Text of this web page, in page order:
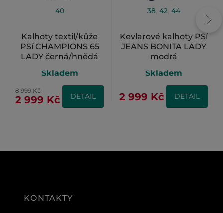
40
Kalhoty textil/kůže
PSí CHAMPIONS 65
LADY černá/hnědá
Skladem
8 999 Kč
2 999 Kč DETAIL
38, 42, 44
Kevlarové kalhoty PSí
JEANS BONITA LADY
modrá
Skladem
2 999 Kč DETAIL
KONTAKTY